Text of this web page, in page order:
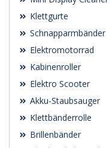
Klettgurte
Schnapparmbänder
Elektromotorrad
Kabinenroller
Elektro Scooter
Akku-Staubsauger
Klettbänderrolle
Brillenbänder